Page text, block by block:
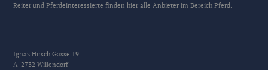
Reiter und Pferdeinteressierte finden hier alle Anbieter im Bereich Pferd.
Ignaz Hirsch Gasse 19
A-2732 Willendorf